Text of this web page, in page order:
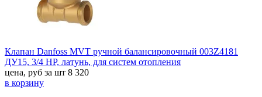
Клапан Danfoss MVT ручной балансировочный 003Z4181
ДУ15, 3/4 HP, латунь, для систем отопления
цена, руб за шт 8 320
в корзину